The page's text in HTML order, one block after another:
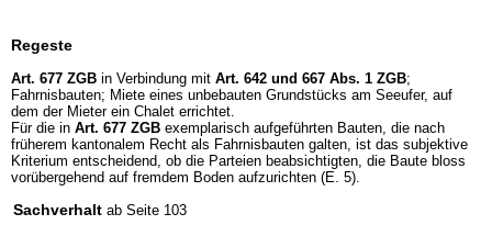
Regeste
Art. 677 ZGB in Verbindung mit Art. 642 und 667 Abs. 1 ZGB;
Fahrnisbauten; Miete eines unbebauten Grundstücks am Seeufer, auf
dem der Mieter ein Chalet errichtet.
Für die in Art. 677 ZGB exemplarisch aufgeführten Bauten, die nach
früherem kantonalem Recht als Fahrnisbauten galten, ist das subjektive
Kriterium entscheidend, ob die Parteien beabsichtigten, die Baute bloss
vorübergehend auf fremdem Boden aufzurichten (E. 5).
Sachverhalt ab Seite 103